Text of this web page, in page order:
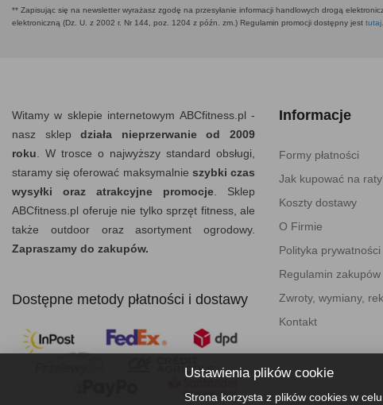
** Zapisując się na newsletter wyrażasz zgodę na przesyłanie informacji handlowych drogą
elektroniczną (Dz. U. z 2002 r. Nr 144, poz. 1204 z późn. zm.) Regulamin promocji dostępny jest tutaj
Witamy w sklepie internetowym ABCfitness.pl -
nasz sklepdziała nieprzerwanie od 2009
roku . W trosce o najwyższy standard obsługi,
staramy się oferować maksymalnie szybki czas
wysyłki oraz atrakcyjne promocje . Sklep
ABCfitness.pl oferuje nie tylko sprzęt fitness, ale
także outdoor oraz asortyment ogrodowy.
Zapraszamy do zakupów.
Dostępne metody płatności i dostawy
Informacje
Formy płatności
Jak kupować na
Koszty dostawy
O Firmie
Polityka prywatności
Regulamin zakupów
Zwroty, wymiany,
Kontakt
Ustawienia plików cookie
Strona korzysta z plików cookies w